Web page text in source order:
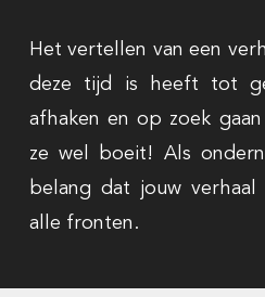
Het vertellen van een
deze tijd is heeft tot
afhaken en op zoek
ze wel boeit! Als
belang dat jouw
alle fronten.